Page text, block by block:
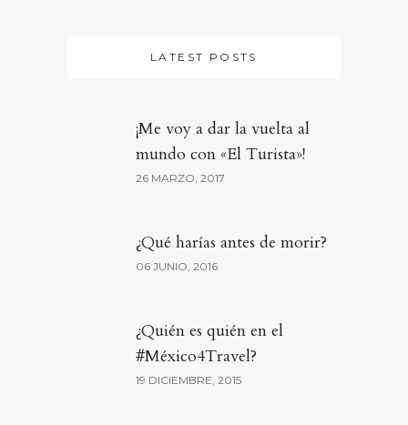
LATEST POSTS
¡Me voy a dar la vuelta al
mundo con «El Turista»!
26 MARZO, 2017
¿Qué harías antes de morir?
06 JUNIO, 2016
¿Quién es quién en el
#México4Travel?
19 DICIEMBRE, 2015